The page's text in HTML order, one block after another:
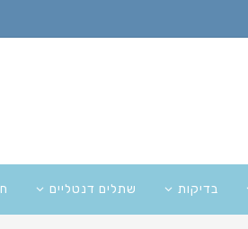
בדיקות שתלים דנטליים